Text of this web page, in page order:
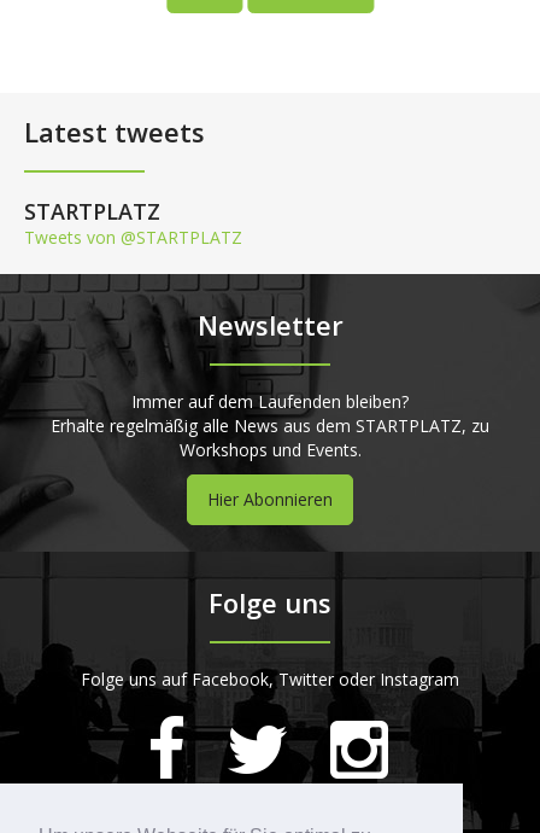
Latest tweets
STARTPLATZ
Tweets von @STARTPLATZ
Newsletter
Immer auf dem Laufenden bleiben?
Erhalte regelmäßig alle News aus dem STARTPLATZ, zu
Workshops und Events.
Hier Abonnieren
Folge uns
Folge uns auf Facebook, Twitter oder Instagram